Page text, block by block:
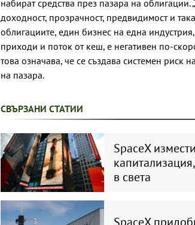
набират средства през пазара на облигации.
доходност, прозрачност, предвидимост и
облигациите, един бизнес на една
приходи и поток от кеш, е негативен по-
това означава, че се създава системен риск
на пазара.
СВЪРЗАНИ СТАТИИ
SpaceX
в света